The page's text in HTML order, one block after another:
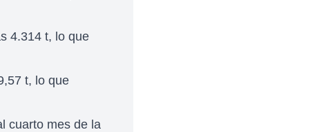
4.314 t, lo que
t, lo que
cuarto mes de la